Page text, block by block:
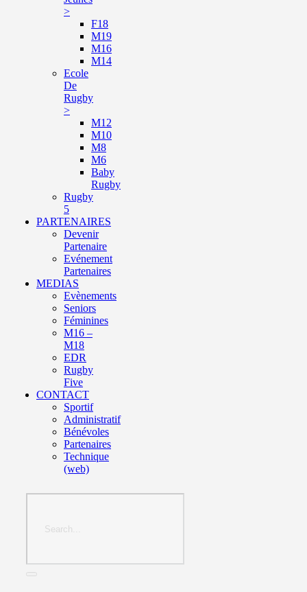
>
F18
M19
M16
M14
Ecole
De
Rugby
>
M12
M10
M8
M6
Baby
Rugby
Rugby
5
PARTENAIRES
Devenir
Partenaire
Evénement
Partenaires
MEDIAS
Evènements
Seniors
Féminines
M16 –
M18
EDR
Rugby
Five
CONTACT
Sportif
Administratif
Bénévoles
Partenaires
Technique
(web)